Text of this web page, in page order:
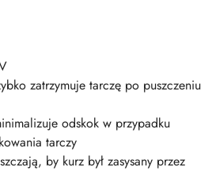
zatrzymuje tarczę po puszczeniu
odskok w przypadku
tarczy
by kurz był zasysany przez